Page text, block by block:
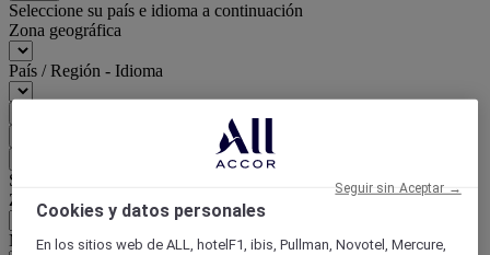
Seleccione su país e idioma a continuación
Zona geográfica
País / Región - Idioma
Seleccione su moneda a continuación
Zona geográfica
Moneda
Cookies y datos personales
En los sitios web de ALL, hotelF1, ibis, Pullman, Novotel, Mercure,
Seguir sin Aceptar →